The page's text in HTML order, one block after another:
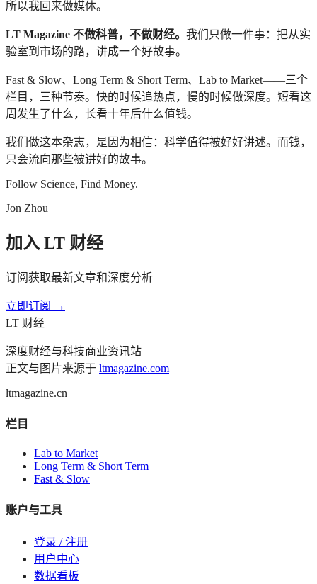
所以我回来做媒体。
LT Magazine 不做科普，不做财经。 我们只做一件事：把从实
验室到市场的路，讲成一个好故事。
Fast & Slow、Long Term & Short Term、Lab to Market——三个
栏目，三种节奏。快的时候追热点，慢的时候做深度。短看这
周发生了什么，长看十年后什么值钱。
我们做这本杂志，是因为相信：科学值得被好好讲述。而钱，
只会流向那些被讲好的故事。
Follow Science, Find Money.
Jon Zhou
加入 LT 财经
订阅获取最新文章和深度分析
立即订阅 →
LT 财经
深度财经与科技商业资讯站
正文与图片来源于 ltmagazine.com
ltmagazine.cn
栏目
Lab to Market
Long Term & Short Term
Fast & Slow
账户与工具
登录 / 注册
用户中心
数据看板